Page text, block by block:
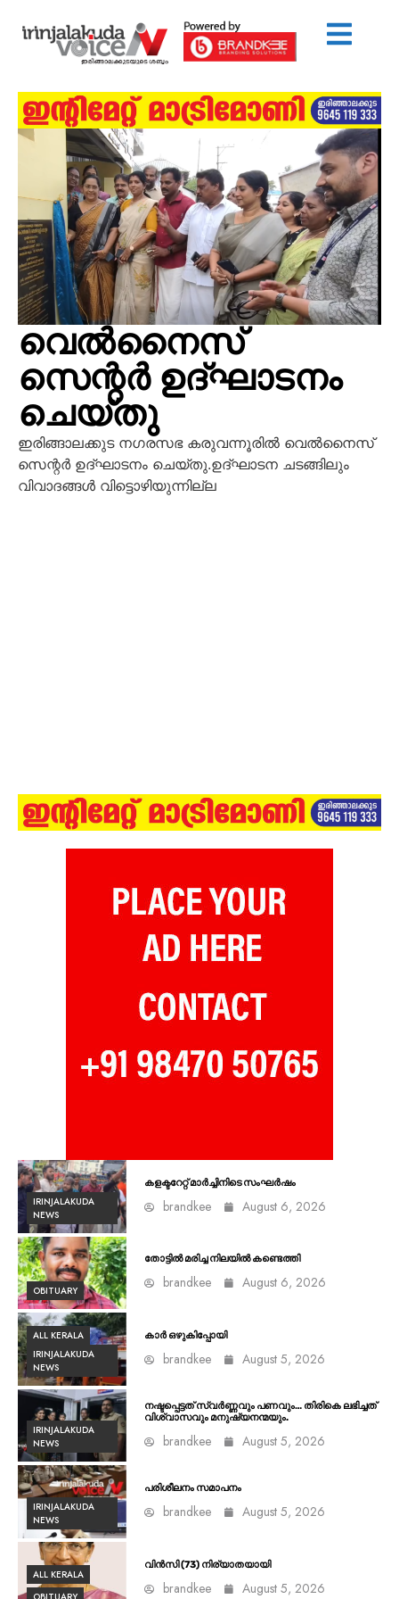
വെല്‍നൈസ്
സെന്റര്‍ ഉദ്ഘാടനം
ചെയ്തു
ഇരിങ്ങാലക്കുട നഗരസഭ കരുവന്നൂരില്‍ വെല്‍നൈസ്
സെന്റര്‍ ഉദ്ഘാടനം ചെയ്തു.ഉദ്ഘാടന ചടങ്ങിലും
വിവാദങ്ങള്‍ വിട്ടൊഴിയുന്നില്ല
IRINJALAKUDA
NEWS
കളക്ടറേറ്റ് മാർച്ചിനിടെ സംഘർഷം
brandkee August 6, 2026
OBITUARY
തോട്ടിൽ മരിച്ച നിലയിൽ കണ്ടെത്തി
brandkee August 6, 2026
ALL KERALA
IRINJALAKUDA
NEWS
കാർ ഒഴുകിപ്പോയി
brandkee August 5, 2026
IRINJALAKUDA
NEWS
നഷ്ടപ്പെട്ടത് സ്വർണ്ണവും പണവും… തിരികെ ലഭിച്ചത്
വിശ്വാസവും മനുഷ്യനന്മയും.
brandkee August 5, 2026
IRINJALAKUDA
NEWS
പരിശീലനം സമാപനം
brandkee August 5, 2026
ALL KERALA
വിൻസി (73) നിര്യാതയായി
brandkee August 5, 2026